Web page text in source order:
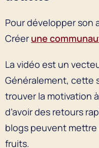
Pour développer son
Créer une
La vidéo est un
Généralement, cette
trouver la motivation
d’avoir des retours
blogs peuvent
fruits.